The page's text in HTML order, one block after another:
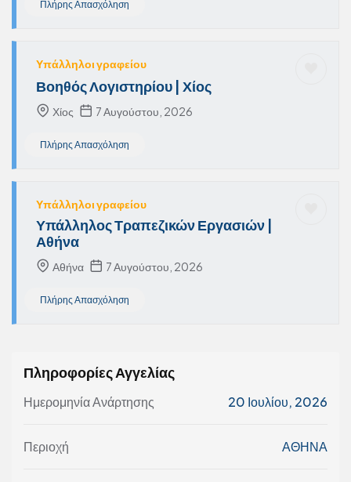
Πλήρης Απασχόληση
Υπάλληλοι γραφείου
Βοηθός Λογιστηρίου | Χίος
Χίος 7 Αυγούστου, 2026
Πλήρης Απασχόληση
Υπάλληλοι γραφείου
Υπάλληλος Τραπεζικών Εργασιών |
Αθήνα
Αθήνα 7 Αυγούστου, 2026
Πλήρης Απασχόληση
Πληροφορίες Αγγελίας
Ημερομηνία Ανάρτησης 20 Ιουλίου, 2026
Περιοχή ΑΘΗΝΑ